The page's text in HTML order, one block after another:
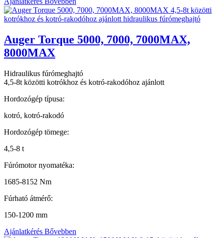
Auger Torque 5000, 7000, 7000MAX,
8000MAX
Hidraulikus fúrómeghajtó
4,5-8t közötti kotrókhoz és kotró-rakodóhoz ajánlott
Hordozógép típusa:
kotró, kotró-rakodó
Hordozógép tömege:
4,5-8 t
Fúrómotor nyomatéka:
1685-8152 Nm
Fúrható átmérő:
150-1200 mm
Ajánlatkérés Bővebben